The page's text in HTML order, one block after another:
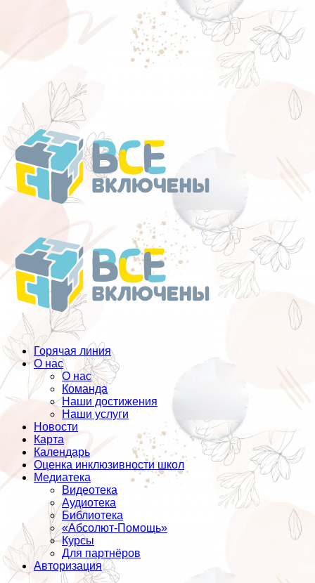
Перейти
к
содержанию
Горячая линия
О нас
О нас
Команда
Наши достижения
Наши услуги
Новости
Карта
Календарь
Оценка инклюзивности школ
Медиатека
Видеотека
Аудиотека
Библиотека
«Абсолют-Помощь»
Курсы
Для партнёров
Авторизация